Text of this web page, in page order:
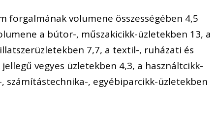
forgalmának volumene összességében 4,5
a bútor-, műszakicikk-üzletekben 13, a
7,7, a textil-, ruházati és
vegyes üzletekben 4,3, a használtcikk-
számítástechnika-, egyébiparcikk-üzletekben